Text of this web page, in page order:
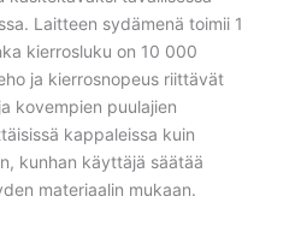
Laitteen sydämenä toimii 1
kierrosluku on 10 000
ja kierrosnopeus riittävät
kovempien puulajien
kappaleissa kuin
kunhan käyttäjä säätää
materiaalin mukaan.